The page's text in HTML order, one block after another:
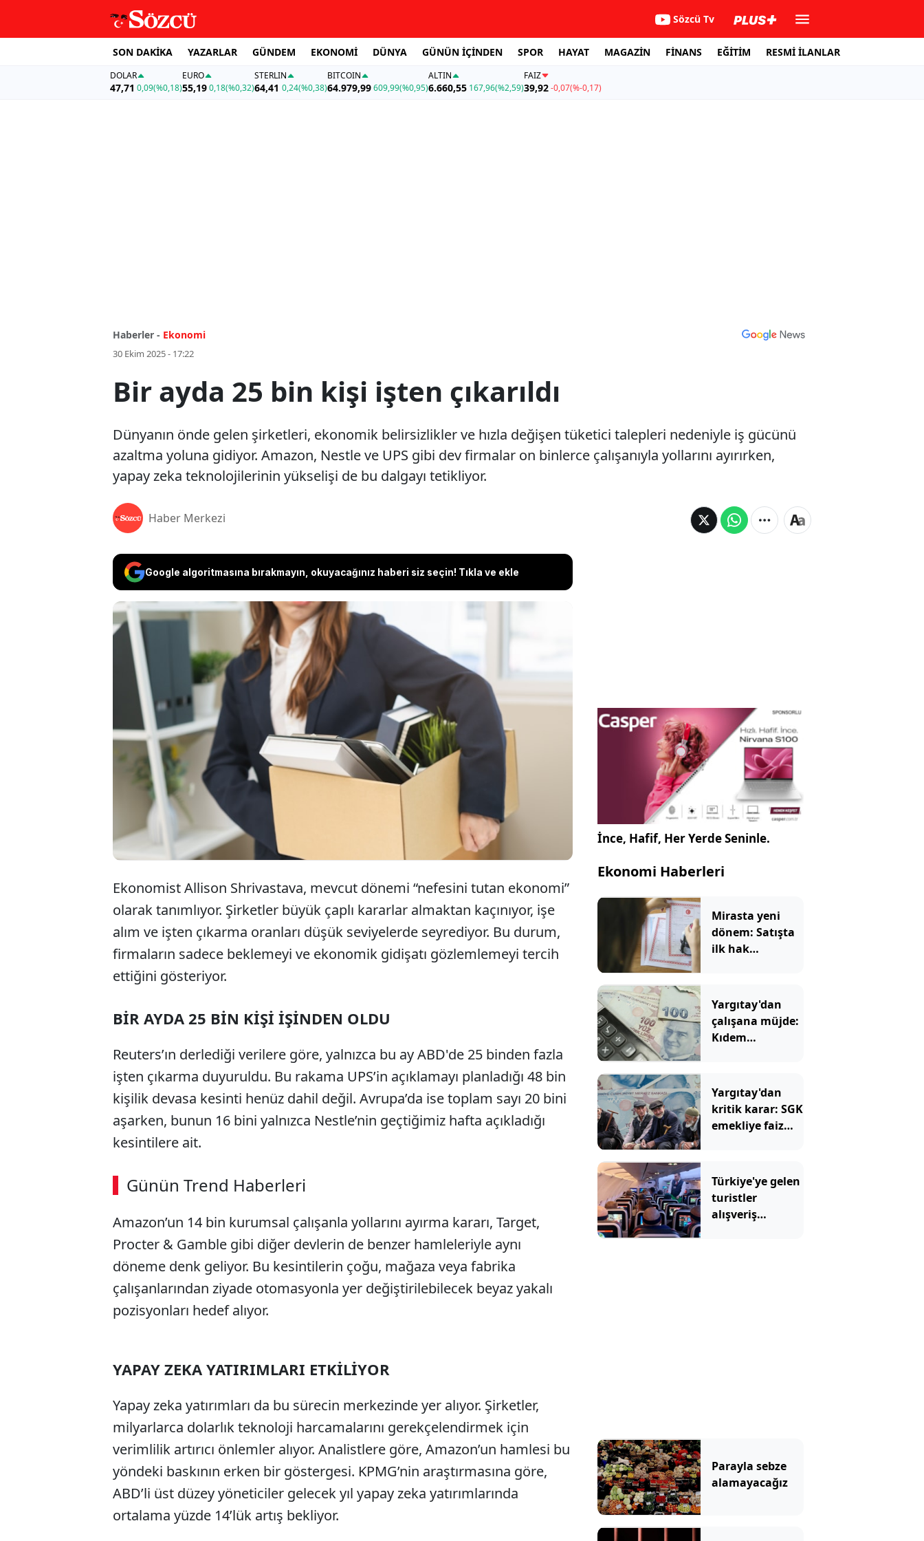
Sözcü Tv
SON DAKİKA YAZARLAR GÜNDEM EKONOMİ DÜNYA GÜNÜN İÇİNDEN SPOR HAYAT MAGAZİN FİNANS EĞİTİM RESMİ İLANLAR
DOLAR
47,71 0,09(%0,18)
EURO
55,19 0,18(%0,32)
STERLIN
64,41 0,24(%0,38)
BITCOIN
64.979,99609,99(%0,95)
ALTIN
6.660,55 167,96(%2,59)
FAİZ
39,92-0,07(%-0,17)
Haberler - Ekonomi
30 Ekim 2025 - 17:22
Bir ayda 25 bin kişi işten çıkarıldı
Dünyanın önde gelen şirketleri, ekonomik belirsizlikler ve hızla değişen tüketici talepleri nedeniyle iş gücünü
azaltma yoluna gidiyor. Amazon, Nestle ve UPS gibi dev firmalar on binlerce çalışanıyla yollarını ayırırken,
yapay zeka teknolojilerinin yükselişi de bu dalgayı tetikliyor.
Haber Merkezi
Google algoritmasına bırakmayın, okuyacağınız haberi siz seçin! Tıkla ve ekle
Dünyanın önde gelen şirketleri, ekonomik belirsizlikler ve hızla
değişen tüketici talepleri nedeniyle iş gücünü azaltma yoluna
gidiyor. Amazon, Nestle ve UPS gibi dev firmalar on binlerce
çalışanıyla yollarını ayırırken, yapay zeka teknolojilerinin yükselişi
de bu dalgayı tetikliyor.
Ekonomist Allison Shrivastava, mevcut dönemi “nefesini tutan ekonomi”
olarak tanımlıyor. Şirketler büyük çaplı kararlar almaktan kaçınıyor, işe
alım ve işten çıkarma oranları düşük seviyelerde seyrediyor. Bu durum,
firmaların sadece beklemeyi ve ekonomik gidişatı gözlemlemeyi tercih
ettiğini gösteriyor.
BİR AYDA 25 BİN KİŞİ İŞİNDEN OLDU
Reuters’ın derlediği verilere göre, yalnızca bu ay ABD'de 25 binden fazla
işten çıkarma duyuruldu. Bu rakama UPS’in açıklamayı planladığı 48 bin
kişilik devasa kesinti henüz dahil değil. Avrupa’da ise toplam sayı 20 bini
aşarken, bunun 16 bini yalnızca Nestle’nin geçtiğimiz hafta açıkladığı
kesintilere ait.
Günün Trend Haberleri
00:02 / 08:15
Sesi Aç
Amazon’un 14 bin kurumsal çalışanla yollarını ayırma kararı, Target,
Procter & Gamble gibi diğer devlerin de benzer hamleleriyle aynı
döneme denk geliyor. Bu kesintilerin çoğu, mağaza veya fabrika
çalışanlarından ziyade otomasyonla yer değiştirilebilecek beyaz yakalı
pozisyonları hedef alıyor.
YAPAY ZEKA YATIRIMLARI ETKİLİYOR
Yapay zeka yatırımları da bu sürecin merkezinde yer alıyor. Şirketler,
milyarlarca dolarlık teknoloji harcamalarını gerekçelendirmek için
verimlilik artırıcı önlemler alıyor. Analistlere göre, Amazon’un hamlesi bu
yöndeki baskının erken bir göstergesi. KPMG’nin araştırmasına göre,
ABD’li üst düzey yöneticiler gelecek yıl yapay zeka yatırımlarında
ortalama yüzde 14’lük artış bekliyor.
İnce, Hafif, Her Yerde Seninle.
Ekonomi Haberleri
Mirasta yeni
dönem: Satışta
ilk hak
Yargıtay'dan
çalışana müjde:
Kıdem
Yargıtay'dan
kritik karar: SGK
emekliye faiz
Türkiye'ye gelen
turistler
alışveriş
Parayla sebze
alamayacağız